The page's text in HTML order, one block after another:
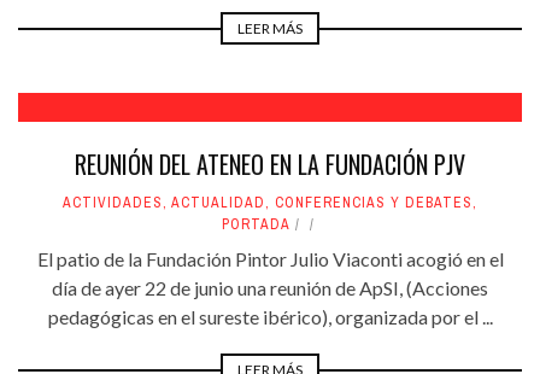
LEER MÁS
REUNIÓN DEL ATENEO EN LA FUNDACIÓN PJV
ACTIVIDADES, ACTUALIDAD, CONFERENCIAS Y DEBATES,
PORTADA
El patio de la Fundación Pintor Julio Viaconti acogió en el
día de ayer 22 de junio una reunión de ApSI, (Acciones
pedagógicas en el sureste ibérico), organizada por el ...
LEER MÁS